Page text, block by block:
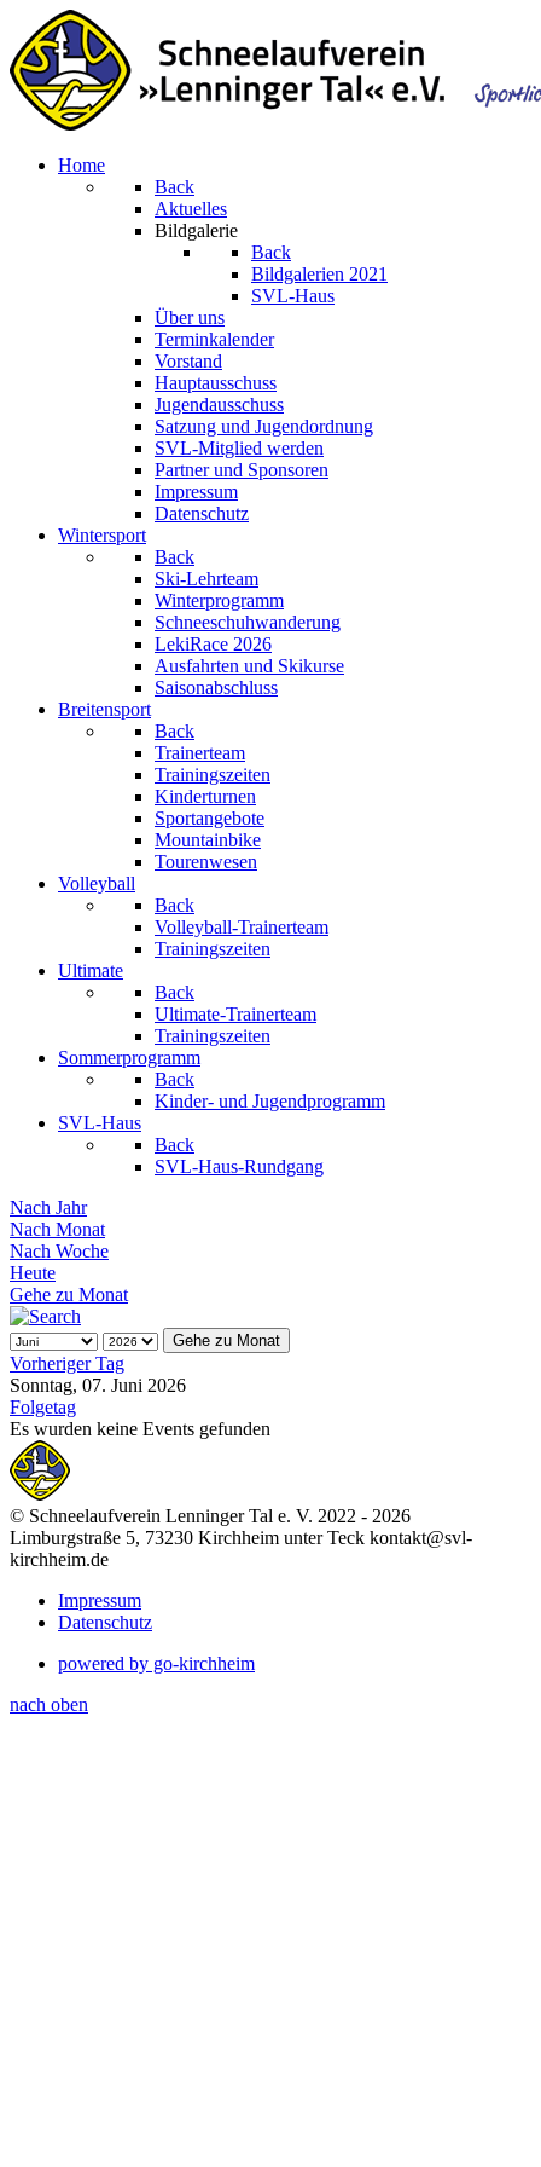
Home
Back
Aktuelles
Bildgalerie
Back
Bildgalerien 2021
SVL-Haus
Über uns
Terminkalender
Vorstand
Hauptausschuss
Jugendausschuss
Satzung und Jugendordnung
SVL-Mitglied werden
Partner und Sponsoren
Impressum
Datenschutz
Wintersport
Back
Ski-Lehrteam
Winterprogramm
Schneeschuhwanderung
LekiRace 2026
Ausfahrten und Skikurse
Saisonabschluss
Breitensport
Back
Trainerteam
Trainingszeiten
Kinderturnen
Sportangebote
Mountainbike
Tourenwesen
Volleyball
Back
Volleyball-Trainerteam
Trainingszeiten
Ultimate
Back
Ultimate-Trainerteam
Trainingszeiten
Sommerprogramm
Back
Kinder- und Jugendprogramm
SVL-Haus
Back
SVL-Haus-Rundgang
Nach Jahr
Nach Monat
Nach Woche
Heute
Gehe zu Monat
Gehe zu Monat
Vorheriger Tag
Sonntag, 07. Juni 2026
Folgetag
Es wurden keine Events gefunden
© Schneelaufverein Lenninger Tal e. V. 2022 - 2026
Limburgstraße 5, 73230 Kirchheim unter Teck kontakt@svl-
kirchheim.de
Impressum
Datenschutz
powered by go-kirchheim
nach oben